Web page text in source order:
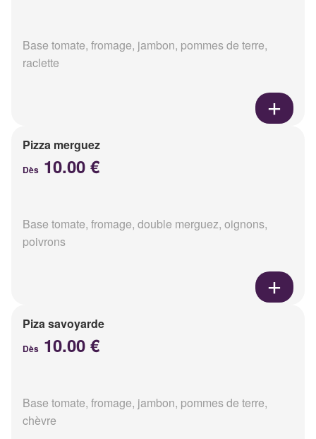
Base tomate, fromage, jambon, pommes de terre,
raclette
Pizza merguez
Dès 10.00 €
Base tomate, fromage, double merguez, oignons,
poivrons
Piza savoyarde
Dès 10.00 €
Base tomate, fromage, jambon, pommes de terre,
chèvre